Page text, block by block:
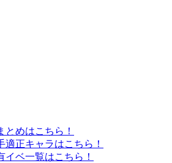
とめはこちら！
適正キャラはこちら！
イベ一覧はこちら！